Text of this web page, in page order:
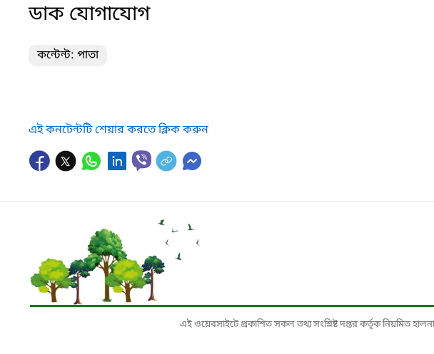
ডাক যোগাযোগ
কন্টেন্ট: পাতা
এই কনটেন্টটি শেয়ার করতে ক্লিক করুন
এই ওয়েবসাইটে প্রকাশিত সকল তথ্য সংশ্লিষ্ট দপ্তর কর্তৃক নিয়মিত